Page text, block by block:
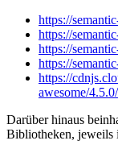
https://
https://
https://
https://
https://
awesome/
Darüber hinaus
Bibliotheken, jeweils